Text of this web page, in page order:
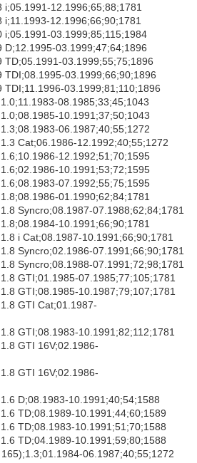
i;05.1991-12.1996;65;88;1781
i;11.1993-12.1996;66;90;1781
i;05.1991-03.1999;85;115;1984
D;12.1995-03.1999;47;64;1896
TD;05.1991-03.1999;55;75;1896
TDI;08.1995-03.1999;66;90;1896
TDI;11.1996-03.1999;81;110;1896
08.1985;33;45;1043
10.1991;37;50;1043
06.1987;40;55;1272
Cat;06.1986-12.1992;40;55;1272
12.1992;51;70;1595
10.1991;53;72;1595
07.1992;55;75;1595
01.1990;62;84;1781
Syncro;08.1987-07.1988;62;84;1781
10.1991;66;90;1781
i Cat;08.1987-10.1991;66;90;1781
Syncro;02.1986-07.1991;66;90;1781
Syncro;08.1988-07.1991;72;98;1781
GTI;01.1985-07.1985;77;105;1781
GTI;08.1985-10.1987;79;107;1781
GTI Cat;01.1987-
GTI;08.1983-10.1991;82;112;1781
GTI 16V;02.1986-
GTI 16V;02.1986-
D;08.1983-10.1991;40;54;1588
TD;08.1989-10.1991;44;60;1589
TD;08.1983-10.1991;51;70;1588
TD;04.1989-10.1991;59;80;1588
06.1987;40;55;1272